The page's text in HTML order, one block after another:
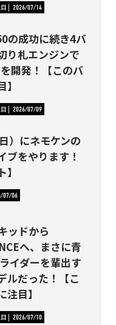
2026/07/14
の成功に続き4バ
り札エンジンで
開発！【このバ
2026/07/09
）にネモケンの
ブをやります！
】
07/06
ッドから
へ、まさに青
イダーを輩出す
ルだった！【こ
注目】
2026/07/10